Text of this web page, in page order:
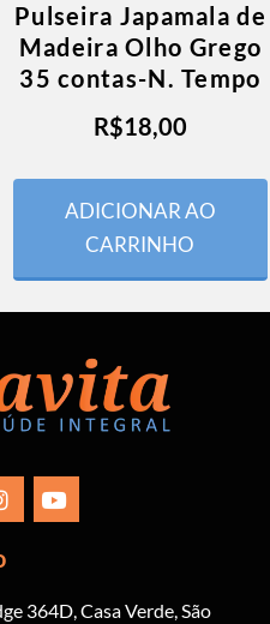
Pulseira Japamala de
Madeira Olho Grego
35 contas-N. Tempo
R$18,00
ADICIONAR AO
CARRINHO
364D, Casa Verde, São